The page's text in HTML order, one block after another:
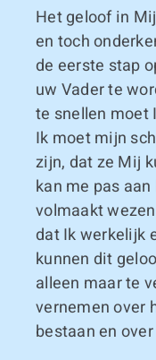
Het geloof in
en toch
de eerste stap
uw Vader te
te snellen moet
Ik moet mijn
zijn, dat ze Mij
kan me pas
volmaakt
dat Ik werkelijk
kunnen dit
alleen maar te
vernemen over
bestaan en